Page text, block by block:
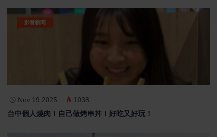
影音新聞
Nov 19 2025 1038
台中個人燒肉！自己做烤串丼！好吃又好玩！